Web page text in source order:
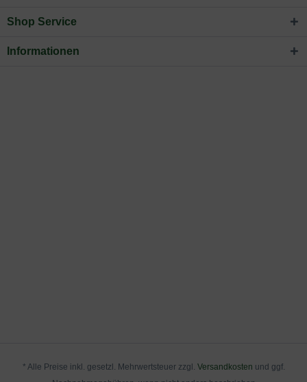
Shop Service
Informationen
* Alle Preise inkl. gesetzl. Mehrwertsteuer zzgl. Versandkosten und ggf.